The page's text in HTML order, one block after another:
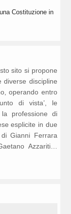
Costituzione in
sito si propone
diverse discipline
operando entro
di vista’, le
professione di
esplicite in due
, di Gianni Ferrara
Azzariti…